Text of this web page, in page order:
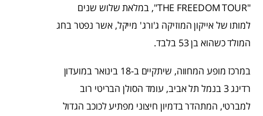
"THE FREEDOM TOUR", במלאת שלוש שנים
למותו של אייקון המוזיקה ג'ורג' מייקל, אשר נפטר בחג
המולד כשהוא בן 53 בלבד.
במרכז מופע המחווה, שיתקיים ב-18 בינואר במועדון
רדינג 3 בנמל תל אביב, עומד הסולן הבריטי רוב
למברטי, המתהדר בדמיון חיצוני מפתיע לכוכב הגדול